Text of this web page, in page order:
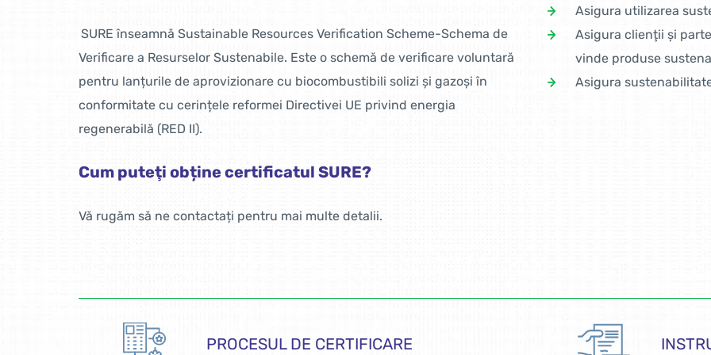
SURE înseamnă Sustainable Resources Verification Scheme-Schema de
Verificare a Resurselor Sustenabile. Este o schemă de verificare voluntară
pentru lanțurile de aprovizionare cu biocombustibili solizi și gazoși în
conformitate cu cerințele reformei Directivei UE privind energia
regenerabilă (RED II).
Cum puteţi obține certificatul SURE?
Vă rugăm să ne contactați pentru mai multe detalii.
Asigura utilizarea
Asigura clienţii şi
vinde produse
Asigura
PROCESUL DE CERTIFICARE